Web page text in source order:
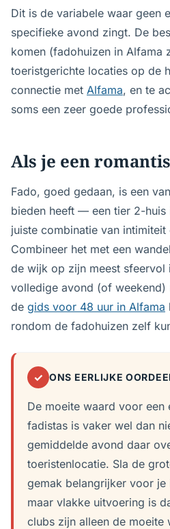
Dit is de variabele waar geen
specifieke avond zingt. De
komen (fadohuizen in Alfama
toeristgerichte locaties op de
connectie met Alfama, en te
soms een zeer goede
Als je een
Fado, goed gedaan, is een
bieden heeft — een tier 2-huis
juiste combinatie van
Combineer het met een
de wijk op zijn meest sfeervol
volledige avond (of
de gids voor 48 uur in Alfama
rondom de fadohuizen zelf
✓ ONS EERLIJKE
De moeite waard voor
fadistas is vaker wel dan
gemiddelde avond daar
toeristenlocatie. Sla de
gemak belangrijker voor
maar vlakke uitvoering is
clubs zijn alleen de moeite